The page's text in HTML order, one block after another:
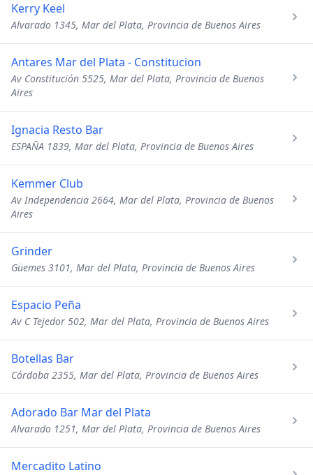
Kerry Keel
Alvarado 1345, Mar del Plata, Provincia de Buenos Aires
Antares Mar del Plata - Constitucion
Av Constitución 5525, Mar del Plata, Provincia de Buenos
Aires
Ignacia Resto Bar
ESPAÑA 1839, Mar del Plata, Provincia de Buenos Aires
Kemmer Club
Av Independencia 2664, Mar del Plata, Provincia de Buenos
Aires
Grinder
Güemes 3101, Mar del Plata, Provincia de Buenos Aires
Espacio Peña
Av C Tejedor 502, Mar del Plata, Provincia de Buenos Aires
Botellas Bar
Córdoba 2355, Mar del Plata, Provincia de Buenos Aires
Adorado Bar Mar del Plata
Alvarado 1251, Mar del Plata, Provincia de Buenos Aires
Mercadito Latino